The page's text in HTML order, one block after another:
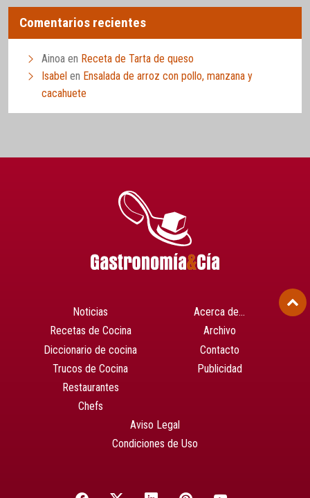
Comentarios recientes
Ainoa en Receta de Tarta de queso
Isabel en Ensalada de arroz con pollo, manzana y
cacahuete
Noticias
Recetas de Cocina
Diccionario de cocina
Trucos de Cocina
Restaurantes
Chefs
Acerca de…
Archivo
Contacto
Publicidad
Aviso Legal
Condiciones de Uso